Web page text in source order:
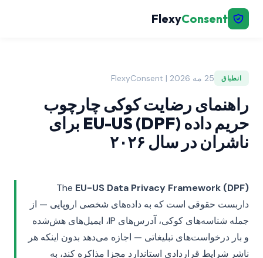
FlexyConsent
انطباق 25 مه 2026 | FlexyConsent
راهنمای رضایت کوکی چارچوب
حریم داده EU-US (DPF) برای
ناشران در سال ۲۰۲۶
The EU-US Data Privacy Framework (DPF)
داربست حقوقی است که به داده‌های شخصی اروپایی — از
جمله شناسه‌های کوکی، آدرس‌های IP، ایمیل‌های هش‌شده
و بار درخواست‌های تبلیغاتی — اجازه می‌دهد بدون اینکه هر
ناشر شرایط قراردادی استاندارد مجزا مذاکره کند، به